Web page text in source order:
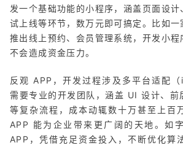
发一个基础功能的小程序，涵盖页面设
试上线等环节，数万元即可搞定。比如一
推出线上预约、会员管理系统，开发小程
不会造成资金压力。
反观 APP，开发过程涉及多平台适配
需要专业的开发团队，涵盖 UI 设计、前
等复杂流程，成本动辄数十万甚至上百
APP 能为企业带来更广阔的天地。如
APP，凭借充足资金投入，不断优化算